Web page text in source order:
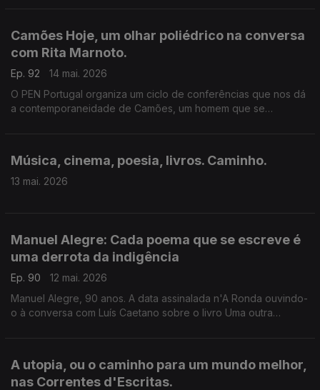
Camões Hoje, um olhar poliédrico na conversa
com Rita Marnoto.
Ep. 92
14 mai. 2026
O PEN Portugal organiza um ciclo de conferências que nos dá
a contemporaneidade de Camões, um homem que se
Música, cinema, poesia, livros. Caminho.
13 mai. 2026
Manuel Alegre: Cada poema que se escreve é
uma derrota da indigência
Ep. 90
12 mai. 2026
Manuel Alegre, 90 anos. A data assinalada n'A Ronda ouvindo-
o à conversa com Luís Caetano sobre o livro Uma outra
A utopia, ou o caminho para um mundo melhor,
nas Correntes d'Escritas.